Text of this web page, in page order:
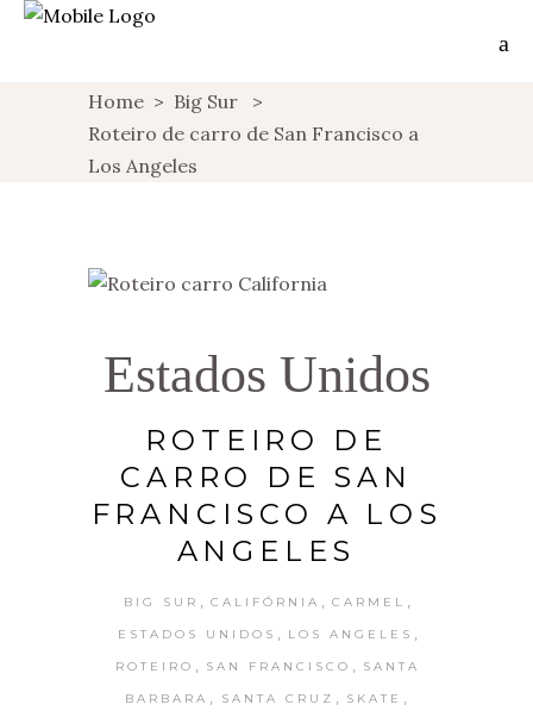
Home > Big Sur
>
Roteiro de carro de San Francisco a
Los Angeles
Estados Unidos
ROTEIRO DE
CARRO DE SAN
FRANCISCO A LOS
ANGELES
BIG SUR CALIFÓRNIA CARMEL
ESTADOS UNIDOS LOS ANGELES
ROTEIRO SAN FRANCISCO SANTA
BARBARA SANTA CRUZ SKATE